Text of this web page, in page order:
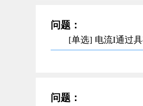
问题：
[单选] 电流I通过
问题：